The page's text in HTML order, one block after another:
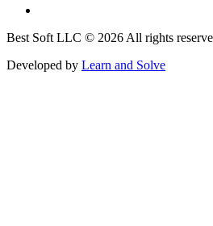
Best Soft LLC © 2026 All rights
Developed by Learn and Solve